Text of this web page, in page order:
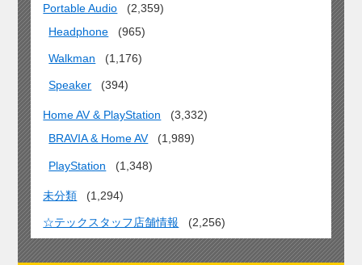
Portable Audio
(2,359)
Headphone
(965)
Walkman (1,176)
Speaker (394)
Home AV & PlayStation
(3,332)
BRAVIA & Home AV
(1,989)
PlayStation (1,348)
未分類 (1,294)
☆テックスタッフ店舗情報 (2,256)